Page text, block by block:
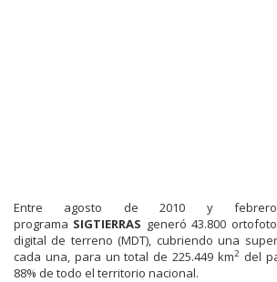
Entre agosto de 2010 y
programa SIGTIERRAS generó 43.800
digital de terreno (MDT), cubriendo una
cada una, para un total de 225.449 km2del
88% de todo el territorio nacional.